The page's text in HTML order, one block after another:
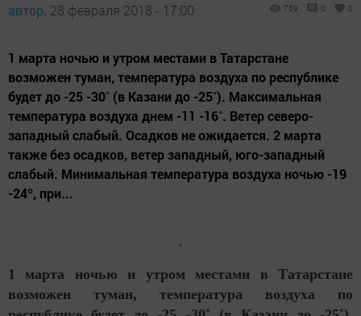
автор, 28 февраля 2018 - 17:00 759 0 0
1 марта ночью и утром местами в Татарстане
возможен туман, температура воздуха по республике
будет до -25 -30˚ (в Казани до -25˚). Максимальная
температура воздуха днем -11 -16˚. Ветер северо-
западный слабый. Осадков не ожидается. 2 марта
также без осадков, ветер западный, юго-западный
слабый. Минимальная температура воздуха ночью -19
-24º, при...
1 марта ночью и утром местами в Татарстане
возможен туман, температура воздуха по